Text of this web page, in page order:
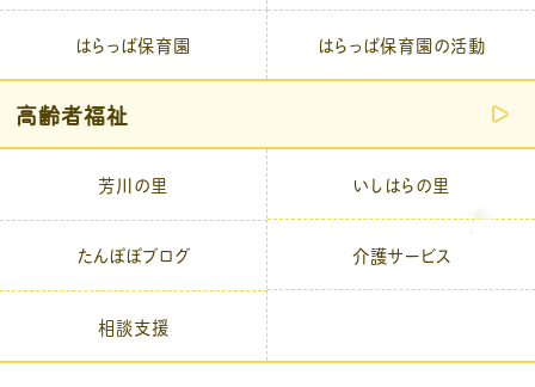
はらっぱ保育園 はらっぱ保育園の活動
高齢者福祉
芳川の里 いしはらの里
たんぽぽブログ 介護サービス
相談支援